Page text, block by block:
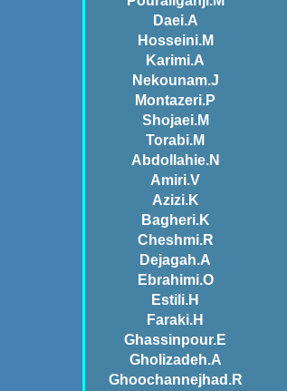
Daei.A
Hosseini.M
Karimi.A
Nekounam.J
Montazeri.P
Shojaei.M
Torabi.M
Abdollahie.N
Amiri.V
Azizi.K
Bagheri.K
Cheshmi.R
Dejagah.A
Ebrahimi.O
Estili.H
Faraki.H
Ghassinpour.E
Gholizadeh.A
Ghoochannejhad.R